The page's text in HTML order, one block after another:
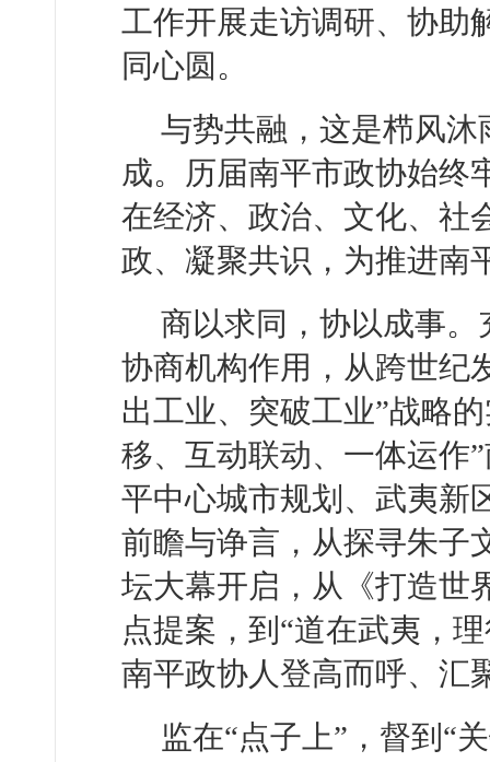
工作开展走访调研、协助
同心圆。
与势共融，这是栉风
成。历届南平市政协始终
在经济、政治、文化、社
政、凝聚共识，为推进南
商以求同，协以成事
协商机构作用，从跨世纪
出工业、突破工业”战略
移、互动联动、一体运作
平中心城市规划、武夷新
前瞻与诤言，从探寻朱子
坛大幕开启，从《打造世
点提案，到“道在武夷，
南平政协人登高而呼、汇
监在“点子上”，督到“